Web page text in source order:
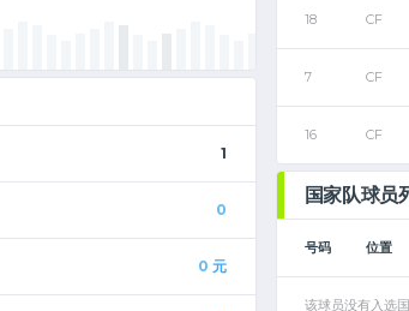
1
0
0 元
18 CF
7 CF
16 CF
国家队球员
号码 位置
该球员没有入选